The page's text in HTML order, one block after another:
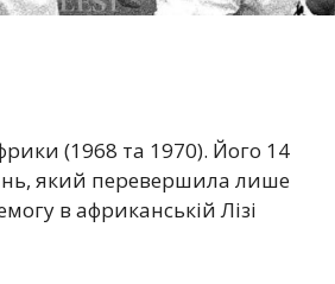
(1968 та 1970). Його 14
який перевершила лише
в африканській Лізі